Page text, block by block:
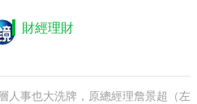
財經理財
人事也大洗牌，原總經理詹景超（左